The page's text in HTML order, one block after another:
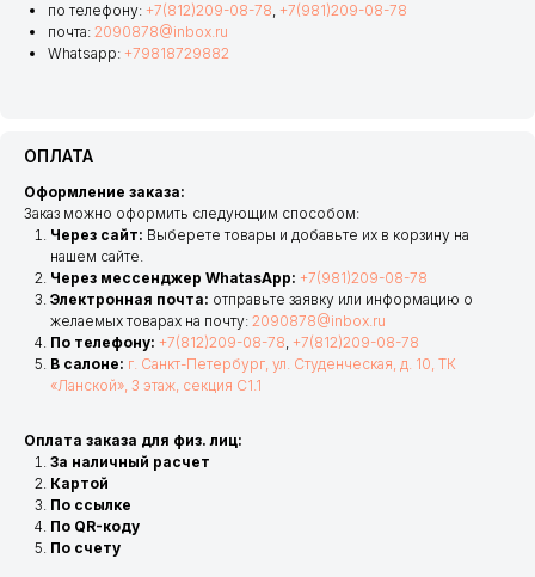
по телефону: +7(812)209-08-78, +7(981)209-08-78
почта: 2090878@inbox.ru
Whatsapp: +79818729882
ОПЛАТА
Оформление заказа:
Заказ можно оформить следующим способом:
Через сайт: Выберете товары и добавьте их в корзину на
нашем сайте.
Через мессенджер WhatasApp: +7(981)209-08-78
Электронная почта: отправьте заявку или информацию о
желаемых товарах на почту: 2090878@inbox.ru
По телефону: +7(812)209-08-78, +7(812)209-08-78
В салоне: г. Санкт-Петербург, ул. Студенческая, д. 10, ТК
«Ланской», 3 этаж, секция С1.1
Оплата заказа для физ. лиц:
За наличный расчет
Картой
По ссылке
По QR-коду
По счету